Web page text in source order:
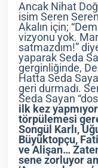
Ancak Nihat
isim Seren
Akalın için;
vizyonu yok.
satmazdım!”
yaparak Seda
gerginliğinde,
Hatta Seda
geri durmadı.
Seda Sayan
ilk kez
törpülemesi
Songül Karlı,
Büyüktopçu,
ve Alişan…
sene zorluyor